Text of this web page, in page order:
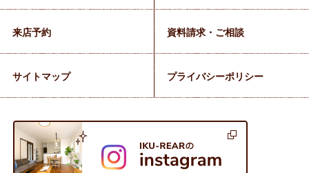
来店予約 資料請求・ご相談
サイトマップ プライバシーポリシー